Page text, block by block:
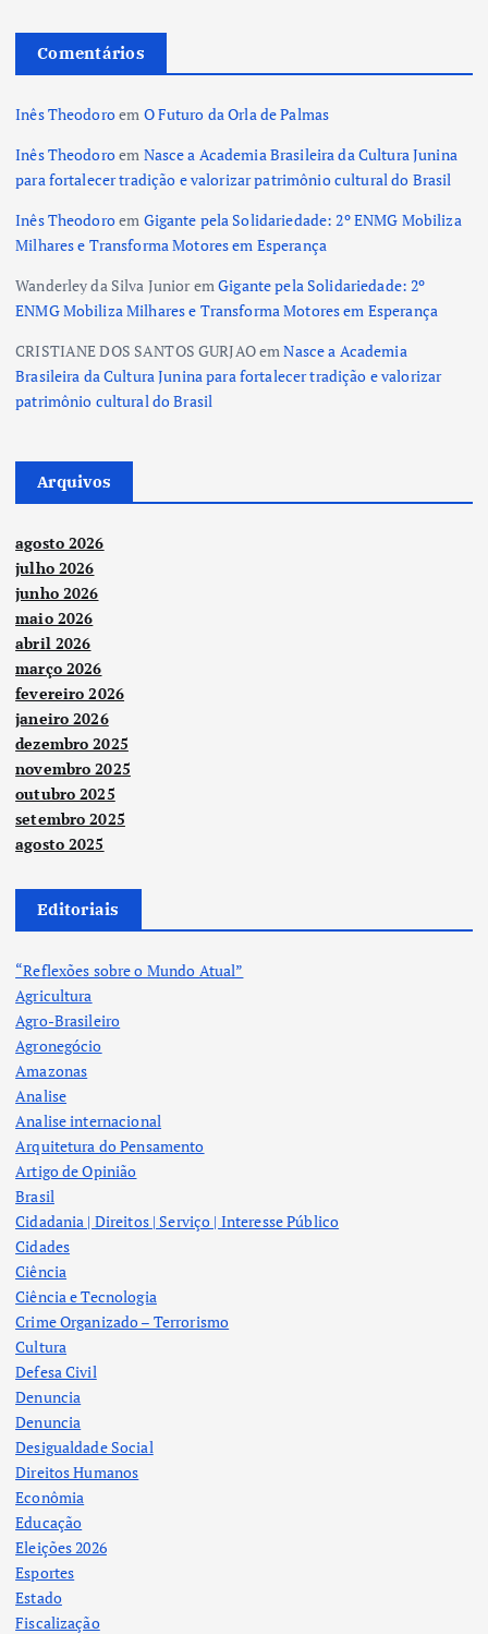
Comentários
Inês Theodoroem O Futuro da Orla de Palmas
Inês Theodoroem Nasce a Academia Brasileira da Cultura Junina
para fortalecer tradição e valorizar patrimônio cultural do Brasil
Inês Theodoroem Gigante pela Solidariedade: 2º ENMG Mobiliza
Milhares e Transforma Motores em Esperança
Wanderley da Silva JunioremGigante pela Solidariedade: 2º
ENMG Mobiliza Milhares e Transforma Motores em Esperança
CRISTIANE DOS SANTOS GURJAOemNasce a Academia
Brasileira da Cultura Junina para fortalecer tradição e valorizar
patrimônio cultural do Brasil
Arquivos
agosto 2026
julho 2026
junho 2026
maio 2026
abril 2026
março 2026
fevereiro 2026
janeiro 2026
dezembro 2025
novembro 2025
outubro 2025
setembro 2025
agosto 2025
Editoriais
“Reflexões sobre o Mundo Atual”
Agricultura
Agro-Brasileiro
Agronegócio
Amazonas
Analise
Analise internacional
Arquitetura do Pensamento
Artigo de Opinião
Brasil
Cidadania | Direitos | Serviço | Interesse Público
Cidades
Ciência
Ciência e Tecnologia
Crime Organizado – Terrorismo
Cultura
Defesa Civil
Denuncia
Denuncia
Desigualdade Social
Direitos Humanos
Econômia
Educação
Eleições 2026
Esportes
Estado
Fiscalização